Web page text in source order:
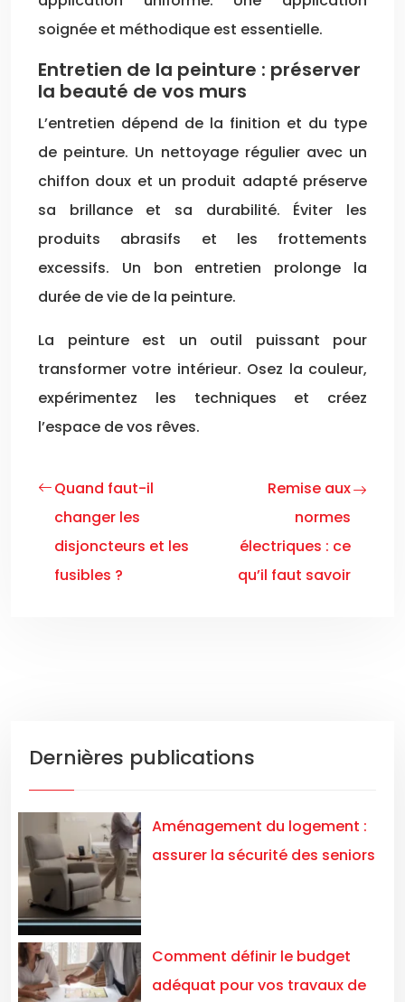
soignée et méthodique est essentielle.
Entretien de la peinture : préserver
la beauté de vos murs
L’entretien dépend de la finition et du type
de peinture. Un nettoyage régulier avec un
chiffon doux et un produit adapté préserve
sa brillance et sa durabilité. Éviter les
produits abrasifs et les frottements
excessifs. Un bon entretien prolonge la
durée de vie de la peinture.
La peinture est un outil puissant pour
transformer votre intérieur. Osez la couleur,
expérimentez les techniques et créez
l’espace de vos rêves.
Quand faut-il
changer les
disjoncteurs et les
fusibles ?
Remise aux
normes
électriques : ce
qu’il faut savoir
Dernières publications
Aménagement du logement :
assurer la sécurité des seniors
Comment définir le budget
adéquat pour vos travaux de